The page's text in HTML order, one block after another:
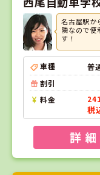
名古屋駅か
隣なので便
す！
車種
普
割引
料金
税
詳 細